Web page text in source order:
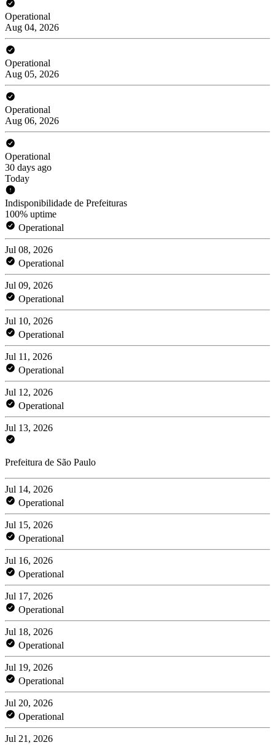
Operational
Aug 04, 2026
Operational
Aug 05, 2026
Operational
Aug 06, 2026
Operational
30 days ago
Today
Indisponibilidade de Prefeituras
100% uptime
Operational
Jul 08, 2026
Operational
Jul 09, 2026
Operational
Jul 10, 2026
Operational
Jul 11, 2026
Operational
Jul 12, 2026
Operational
Jul 13, 2026
Prefeitura de São Paulo
Jul 14, 2026
Operational
Jul 15, 2026
Operational
Jul 16, 2026
Operational
Jul 17, 2026
Operational
Jul 18, 2026
Operational
Jul 19, 2026
Operational
Jul 20, 2026
Operational
Jul 21, 2026